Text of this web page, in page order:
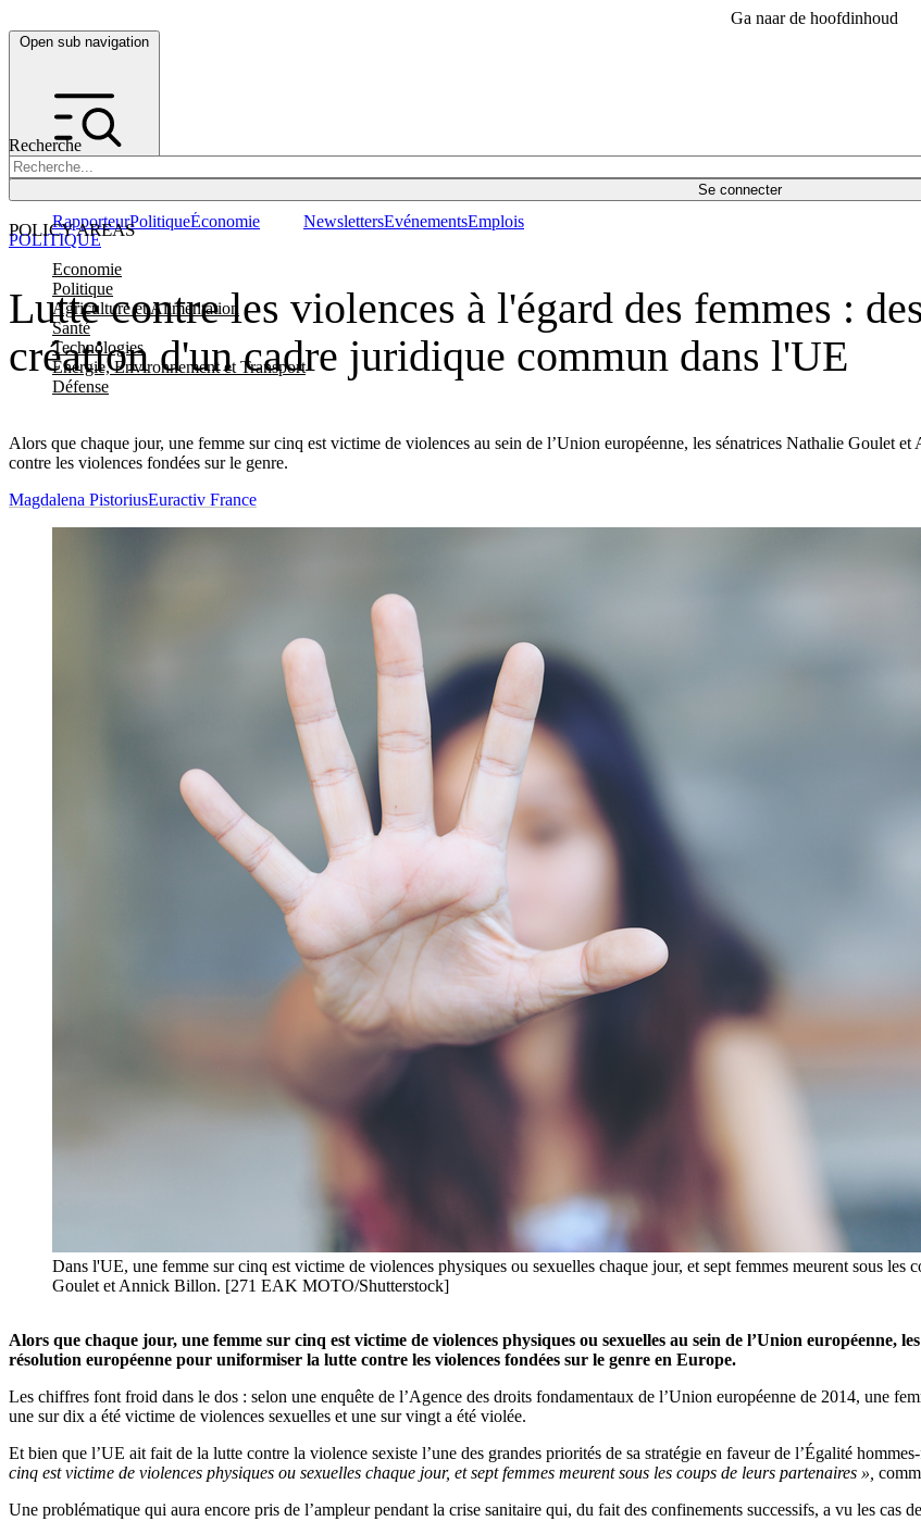
Ga naar de hoofdinhoud
Open sub navigation
Recherche
Se connecter
POLICY AREAS
Economie
Politique
Agriculture et Alimentation
Santé
Technologies
Energie, Environnement et Transport
Défense
RapporteurPolitiqueÉconomie NewslettersEvénementsEmplois
Lutte contre les violences à l'égard des femmes :
création d'un cadre juridique commun dans l'UE
Alors que chaque jour, une femme sur cinq est victime de violences au sein de l’Union européenne, les sénatrices Nathalie Goulet
contre les violences fondées sur le genre.
POLITIQUE
Magdalena PistoriusEuractiv France
Dans l'UE, une femme sur cinq est victime de violences physiques ou sexuelles chaque jour, et sept femmes meurent sous les
Goulet et Annick Billon. [271 EAK MOTO/Shutterstock]
Alors que chaque jour, une femme sur cinq est victime de violences physiques ou sexuelles au sein de l’Union européenne,
résolution européenne pour uniformiser la lutte contre les violences fondées sur le genre en Europe.
Les chiffres font froid dans le dos : selon une enquête de l’Agence des droits fondamentaux de l’Union européenne de 2014, une
une sur dix a été victime de violences sexuelles et une sur vingt a été violée.
Et bien que l’UE ait fait de la lutte contre la violence sexiste l’une des grandes priorités de sa stratégie en faveur de l’Égalité
cinq est victime de violences physiques ou sexuelles chaque jour, et sept femmes meurent sous les coups de leurs partenaires »,
Une problématique qui aura encore pris de l’ampleur pendant la crise sanitaire qui, du fait des confinements successifs, a vu les cas